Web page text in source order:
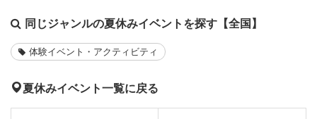
同じジャンルの夏休みイベントを探す【全国】
体験イベント・アクティビティ
夏休みイベント一覧に戻る